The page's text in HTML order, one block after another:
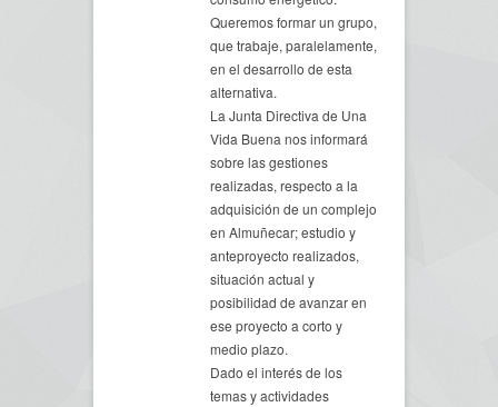
Queremos formar un grupo,
que trabaje, paralelamente,
en el desarrollo de esta
alternativa.
La Junta Directiva de Una
Vida Buena nos informará
sobre las gestiones
realizadas, respecto a la
adquisición de un complejo
en Almuñecar; estudio y
anteproyecto realizados,
situación actual y
posibilidad de avanzar en
ese proyecto a corto y
medio plazo.
Dado el interés de los
temas y actividades